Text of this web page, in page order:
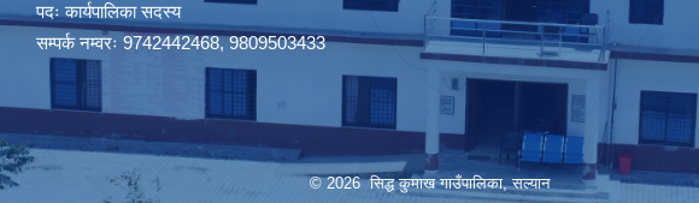
पदः कार्यपालिका सदस्य
सम्पर्क नम्वरः 9742442468, 9809503433
© 2026 सिद्ध कुमाख गाउँपालिका, सल्यान